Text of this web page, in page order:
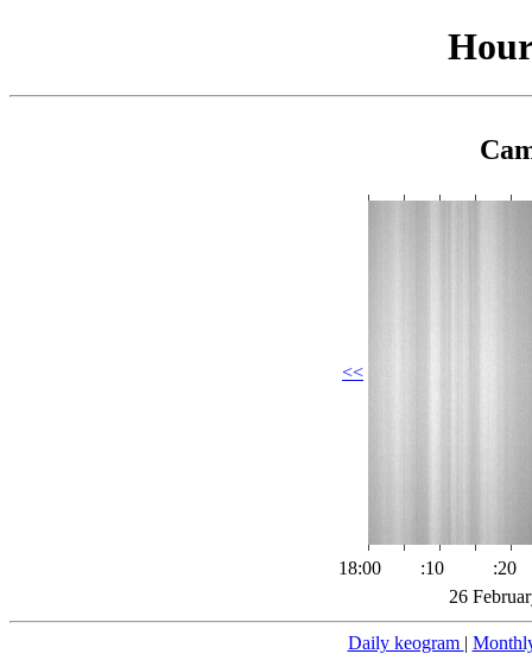
<<
18:00 :10
:20
26
Daily keogram |